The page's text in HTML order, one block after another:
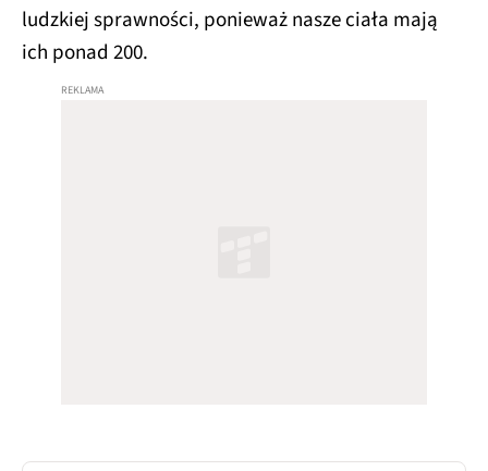
ludzkiej sprawności, ponieważ nasze ciała mają
ich ponad 200.